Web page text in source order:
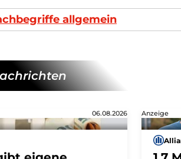
allgemein
06.08.2026 Anzeige